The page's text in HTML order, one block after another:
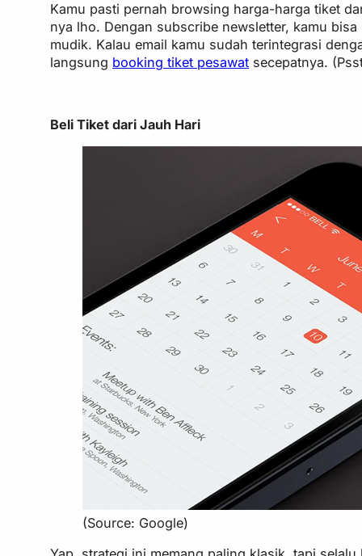
Kamu pasti pernah browsing harga-harga tiket
nya lho. Dengan subscribe newsletter, kamu
mudik. Kalau email kamu sudah terintegrasi
langsung booking tiket pesawat secepatnya.
Beli Tiket dari Jauh Hari
(Source: Google)